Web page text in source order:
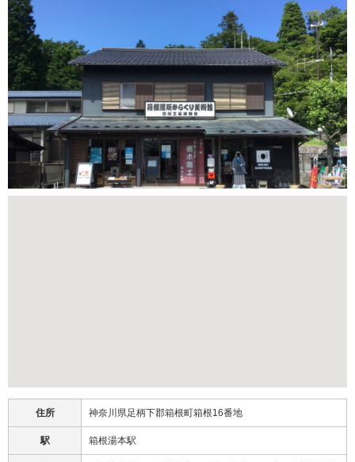
住所 神奈川県足柄下郡箱根町箱根16番地
駅 箱根湯本駅